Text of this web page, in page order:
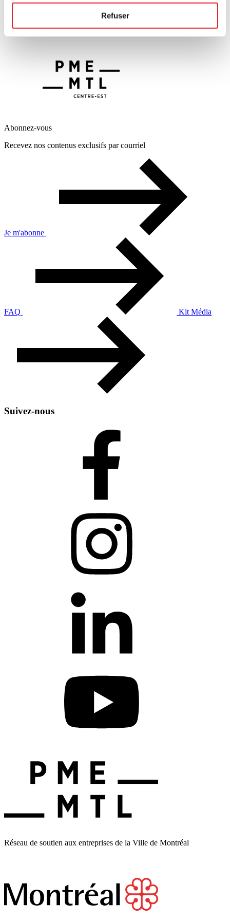
Refuser
Abonnez-vous
Recevez nos contenus exclusifs par courriel
Je m'abonne
FAQ Kit Média
Suivez-nous
Réseau de soutien aux entreprises de la Ville de Montréal